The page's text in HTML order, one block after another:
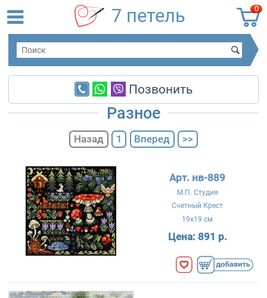
0
7 петель
Позвонить
Разное
Назад 1 Вперед >>
Арт. нв-889
М.П. Студия
Счетный Крест
19x19 см
Цена: 891 р.